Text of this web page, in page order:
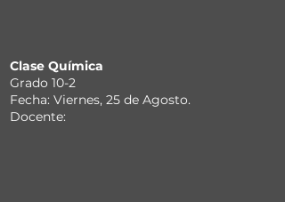
Clase Química
Grado 10-2
Fecha: Viernes, 25 de Agosto.
Docente: